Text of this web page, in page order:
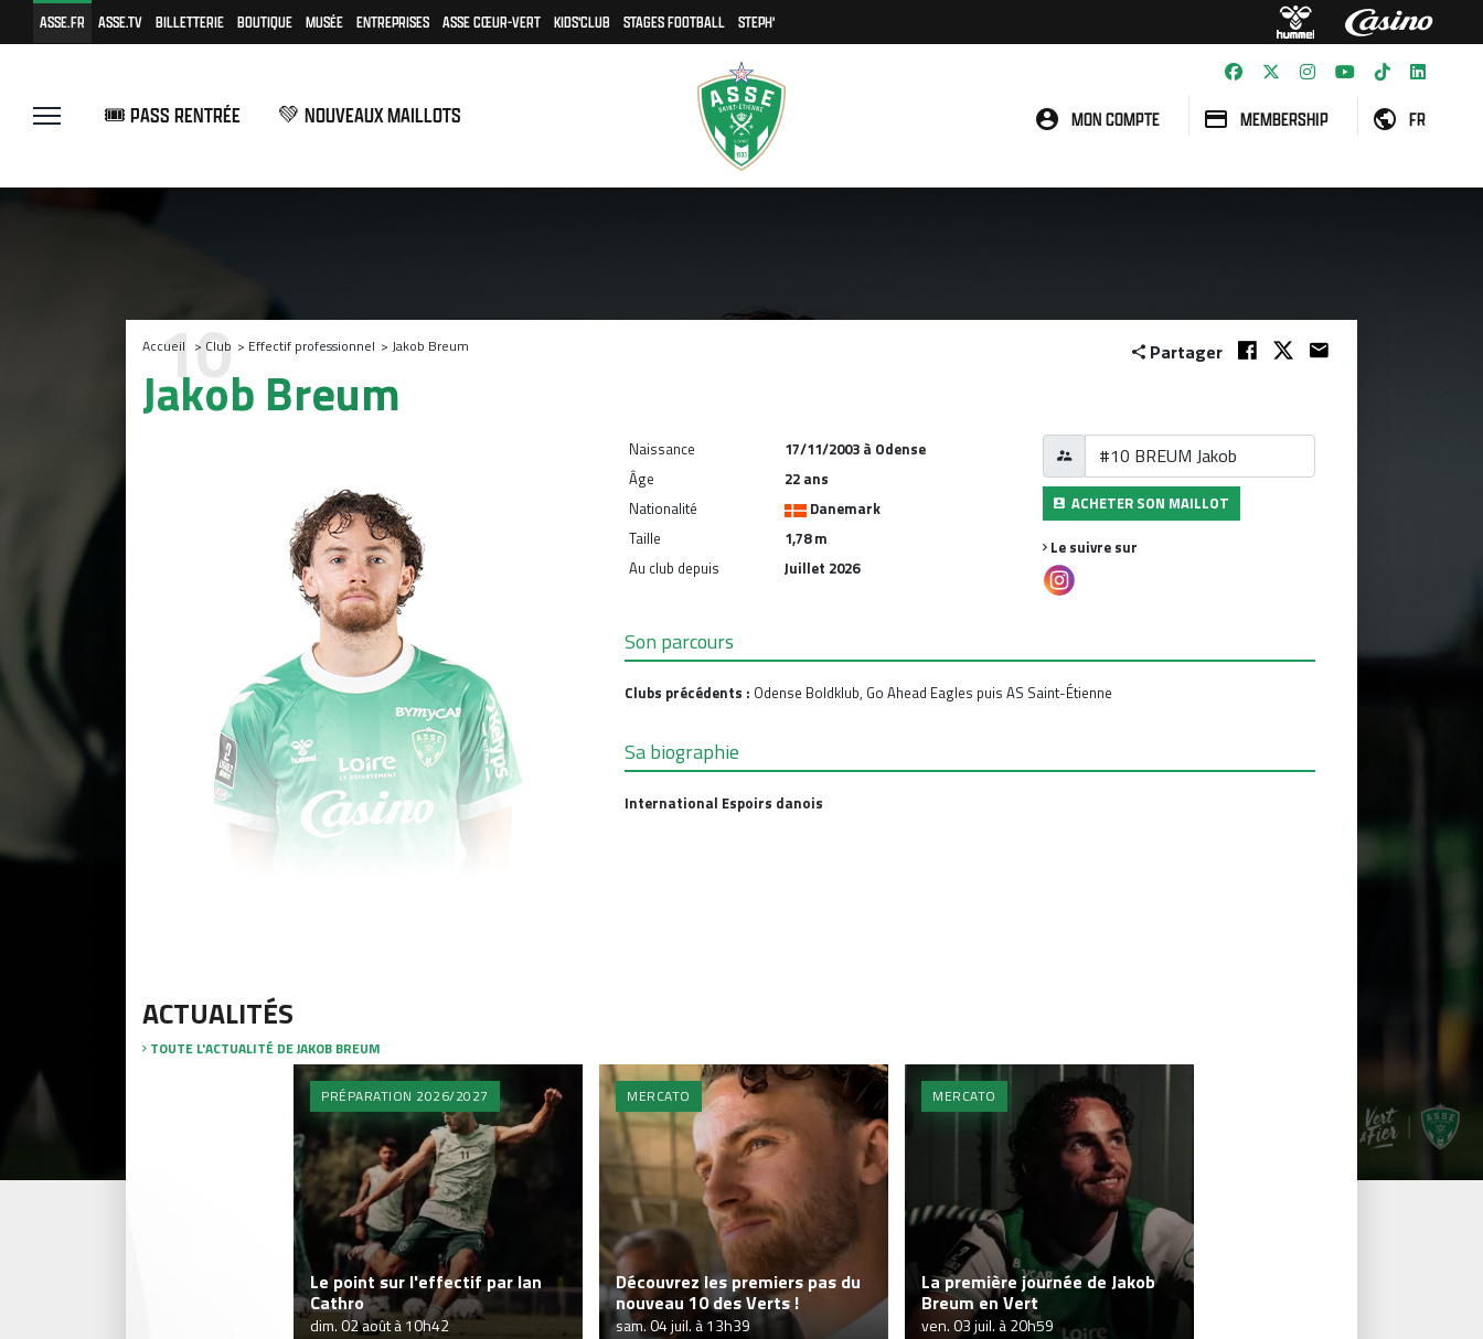
ASSE.FR ASSE.TV BILLETTERIE BOUTIQUE MUSÉE ENTREPRISES ASSE CŒUR-VERT KIDS'CLUB STAGES FOOTBALL STEPH'
🎟️ PASS RENTRÉE 💚 NOUVEAUX MAILLOTS MON COMPTE MEMBERSHIP FR
Accueil > Club > Effectif professionnel > Jakob Breum Partager
Jakob Breum
10
Naissance
17/11/2003 à Odense
Âge
22 ans
Nationalité
Danemark
Taille
1,78 m
Au club depuis
Juillet 2026
ACHETER SON MAILLOT
Le suivre sur
Son parcours
Clubs précédents : Odense Boldklub, Go Ahead Eagles puis AS Saint-Étienne
Sa biographie
International Espoirs danois
ACTUALITÉS
TOUTE L'ACTUALITÉ DE JAKOB BREUM
PRÉPARATION 2026/2027
Le point sur l'effectif par Ian
Cathro
dim. 02 août à 10h42
MERCATO
Découvrez les premiers pas du
nouveau 10 des Verts !
sam. 04 juil. à 13h39
MERCATO
La première journée de Jakob
Breum en Vert
ven. 03 juil. à 20h59